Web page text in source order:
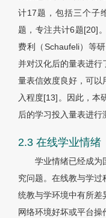
计17题，包括三个子
题，专注共计6题[20]
费利（Schaufeli）等
并对汉化后的量表进行
量表信效度良好，可以
入程度[13]。因此，本
后的学习投入量表进行
2.3 在线学业情绪
学业情绪已经成为
究问题。在线教与学
统教与学环境中有所差
网络环境好坏或平台